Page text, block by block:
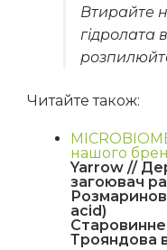
Втирайте
гідролата
Читайте також:
нашого
Yarrow //
загоювач
acid)
Трояндова